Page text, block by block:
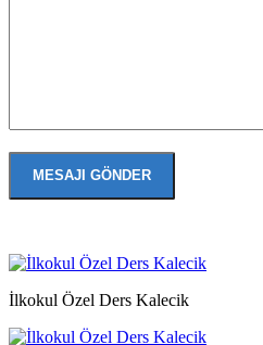
İlkokul Özel Ders Kalecik